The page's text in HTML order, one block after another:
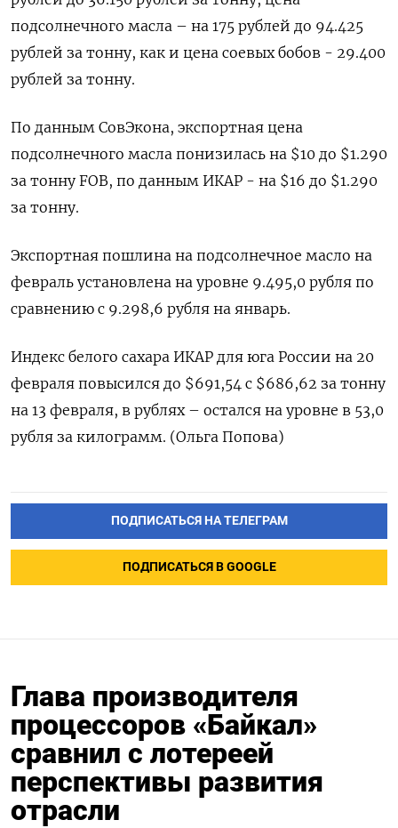
подсолнечного масла – на 175 рублей до 94.425
рублей за тонну, как и цена соевых бобов - 29.400
рублей за тонну.
По данным СовЭкона, экспортная цена
подсолнечного масла понизилась ‌на $10 до $1.290
за тонну FOB, по данным ИКАР - на $16 до $1.290
за тонну.
Экспортная пошлина на подсолнечное масло ‌на
февраль установлена на уровне 9.495,0 рубля по
сравнению с 9.298,6 рубля на январь.
Индекс белого сахара ИКАР для ​юга России на 20
февраля повысился до $691,54 с $686,62 за тонну
на 13 февраля, в ‌рублях – остался на уровне в 53,0
рубля за килограмм. (Ольга Попова)
ПОДПИСАТЬСЯ НА ТЕЛЕГРАМ
ПОДПИСАТЬСЯ В GOOGLE
Глава производителя
процессоров «Байкал»
сравнил с лотереей
перспективы развития
отрасли